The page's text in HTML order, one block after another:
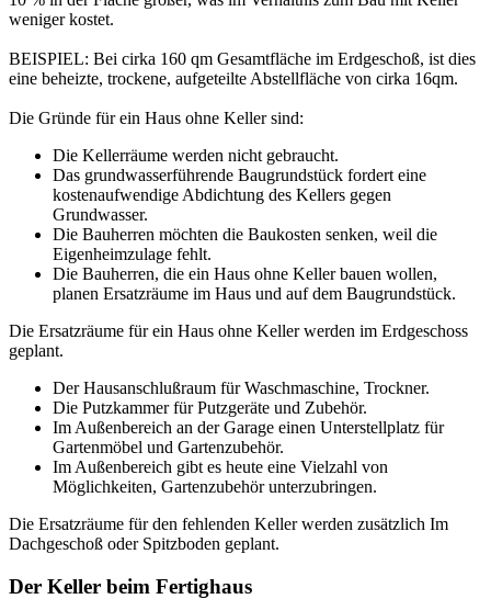
weniger kostet.
BEISPIEL: Bei cirka 160 qm Gesamtfläche im Erdgeschoß, ist dies
eine beheizte, trockene, aufgeteilte Abstellfläche von cirka 16qm.
Die Gründe für ein Haus ohne Keller sind:
Die Kellerräume werden nicht gebraucht.
Das grundwasserführende Baugrundstück fordert eine
kostenaufwendige Abdichtung des Kellers gegen
Grundwasser.
Die Bauherren möchten die Baukosten senken, weil die
Eigenheimzulage fehlt.
Die Bauherren, die ein Haus ohne Keller bauen wollen,
planen Ersatzräume im Haus und auf dem Baugrundstück.
Die Ersatzräume für ein Haus ohne Keller werden im Erdgeschoss
geplant.
Der Hausanschlußraum für Waschmaschine, Trockner.
Die Putzkammer für Putzgeräte und Zubehör.
Im Außenbereich an der Garage einen Unterstellplatz für
Gartenmöbel und Gartenzubehör.
Im Außenbereich gibt es heute eine Vielzahl von
Möglichkeiten, Gartenzubehör unterzubringen.
Die Ersatzräume für den fehlenden Keller werden zusätzlich Im
Dachgeschoß oder Spitzboden geplant.
Der Keller beim Fertighaus